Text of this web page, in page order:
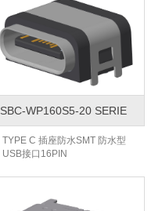
SBC-WP160S5-20 SERIE
TYPE C 插座防水SMT 防水型
USB接口16PIN